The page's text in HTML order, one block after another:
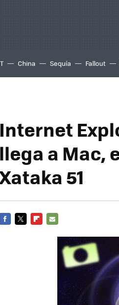
China Sequía Fallout
Internet
llega a Mac,
51